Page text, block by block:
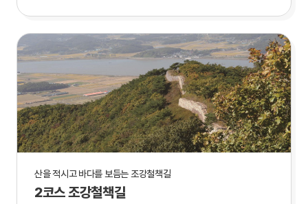
산을 적시고 바다를 보듬는 조강철책길
2코스 조강철책길